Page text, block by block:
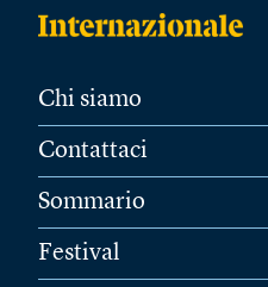
Chi siamo
Contattaci
Sommario
Festival